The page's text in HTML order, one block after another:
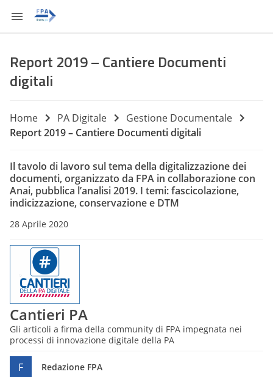
Report 2019 – Cantiere Documenti
digitali
Home PA Digitale
Gestione Documentale
Report 2019 – Cantiere Documenti digitali
Il tavolo di lavoro sul tema della digitalizzazione dei
documenti, organizzato da FPA in collaborazione con
Anai, pubblica l’analisi 2019. I temi: fascicolazione,
indicizzazione, conservazione e DTM
28 Aprile 2020
Cantieri PA
Gli articoli a firma della community di FPA impegnata nei
processi di innovazione digitale della PA
F Redazione FPA